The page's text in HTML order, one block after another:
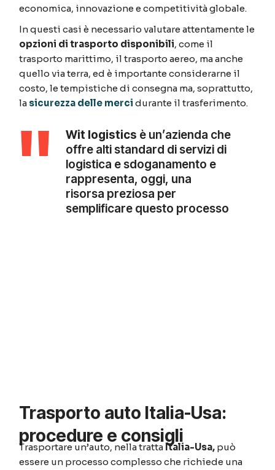
economica, innovazione e competitività globale.
In questi casi è necessario valutare attentamente le
opzioni di trasporto disponibili, come il
trasporto marittimo, il trasporto aereo, ma anche
quello via terra, ed è importante considerarne il
costo, le tempistiche di consegna ma, soprattutto,
la sicurezza delle merci durante il trasferimento.
Wit logistics è un’azienda che
offre alti standard di servizi di
logistica e sdoganamento e
rappresenta, oggi, una
risorsa preziosa per
semplificare questo processo
Trasporto auto Italia-Usa:
procedure e consigli
Trasportare un’auto, nella trattaItalia-Usa, può
essere un processo complesso che richiede una